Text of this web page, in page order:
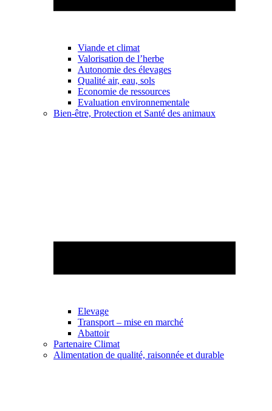
Viande et climat
Valorisation de l’herbe
Autonomie des élevages
Qualité air, eau, sols
Economie de ressources
Evaluation environnementale
Bien-être, Protection et Santé des animaux
Elevage
Transport – mise en marché
Abattoir
Partenaire Climat
Alimentation de qualité, raisonnée et durable